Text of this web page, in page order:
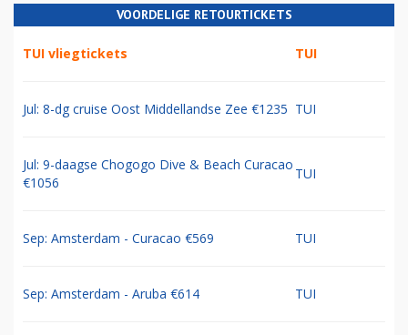
VOORDELIGE RETOURTICKETS
TUI vliegtickets TUI
Jul: 8-dg cruise Oost Middellandse Zee €1235 TUI
Jul: 9-daagse Chogogo Dive & Beach Curacao
€1056
TUI
Sep: Amsterdam - Curacao €569 TUI
Sep: Amsterdam - Aruba €614 TUI